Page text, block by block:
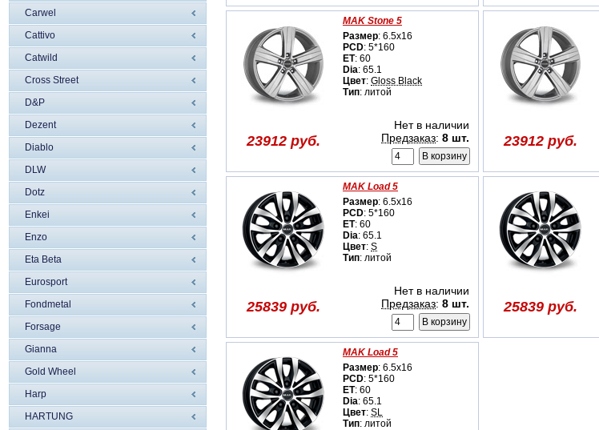
Carwel
Cattivo
Catwild
Cross Street
D&P
Dezent
Diablo
DLW
Dotz
Enkei
Enzo
Eta Beta
Eurosport
Fondmetal
Forsage
Gianna
Gold Wheel
Harp
HARTUNG
MAK Stone 5
Размер: 6.5x16
PCD: 5*160
ET: 60
Dia: 65.1
Цвет: Gloss Black
Тип: литой
23912 руб.
Нет в наличии
Предзаказ: 8 шт. 23912 руб.
MAK Load 5
Размер: 6.5x16
PCD: 5*160
ET: 60
Dia: 65.1
Цвет: S
Тип: литой
25839 руб.
Нет в наличии
Предзаказ: 8 шт. 25839 руб.
MAK Load 5
Размер: 6.5x16
PCD: 5*160
ET: 60
Dia: 65.1
Цвет: SL
Тип: литой